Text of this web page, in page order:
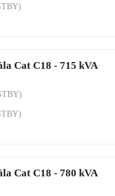
Cat C18 - 715 kVA
Cat C18 - 780 kVA